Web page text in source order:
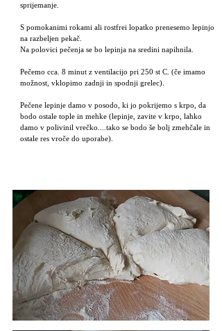
sprijemanje.
S pomokanimi rokami ali rostfrei lopatko prenesemo lepinjo
na razbeljen pekač.
Na polovici pečenja se bo lepinja na sredini napihnila.
Pečemo cca. 8 minut z ventilacijo pri 250 st C. (če imamo
možnost, vklopimo zadnji in spodnji grelec).
Pečene lepinje damo v posodo, ki jo pokrijemo s krpo, da
bodo ostale tople in mehke (lepinje, zavite v krpo, lahko
damo v polivinil vrečko....tako se bodo še bolj zmehčale in
ostale res vroče do uporabe).